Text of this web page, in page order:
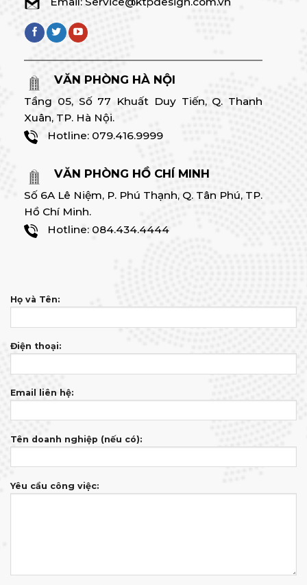
VĂN PHÒNG HÀ NỘI
Tầng 05, Số 77 Khuất Duy Tiến, Q. Thanh
Xuân, TP. Hà Nội.
Hotline: 079.416.9999
Số 6A Lê Niệm, P. Phú Thạnh, Q. Tân Phú, TP.
Hồ Chí Minh.
Hotline:
Điện thoại:
Email liên hệ:
Tên doanh nghiệp (nếu có):
Yêu cầu công việc: